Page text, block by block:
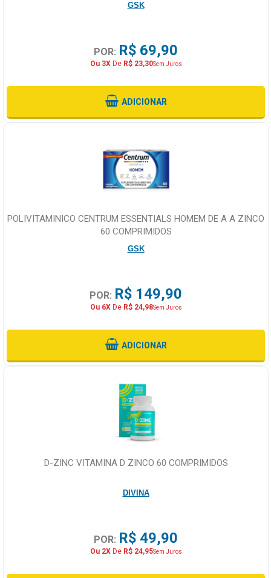
GSK
POR: R$ 69,90
Ou 3XDe R$ 23,30Sem Juros
ADICIONAR
POLIVITAMINICO CENTRUM ESSENTIALS HOMEM DE A A ZINCO
60 COMPRIMIDOS
GSK
POR: R$ 149,90
Ou 6XDe R$ 24,98Sem Juros
ADICIONAR
D-ZINC VITAMINA D ZINCO 60 COMPRIMIDOS
DIVINA
POR: R$ 49,90
Ou 2XDe R$ 24,95Sem Juros